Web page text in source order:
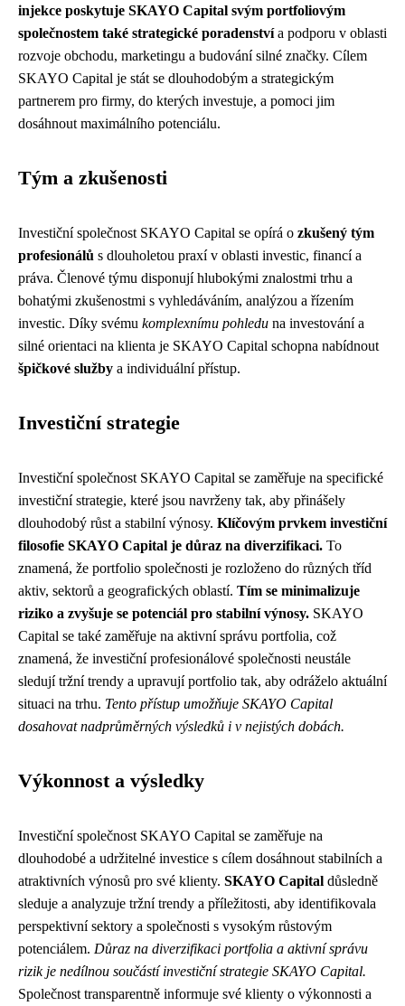
injekce poskytuje SKAYO Capital svým portfoliovým
společnostem také strategické poradenstvía podporu v oblasti
rozvoje obchodu, marketingu a budování silné značky. Cílem
SKAYO Capital je stát se dlouhodobým a strategickým
partnerem pro firmy, do kterých investuje, a pomoci jim
dosáhnout maximálního potenciálu.
Tým a zkušenosti
Investiční společnost SKAYO Capital se opírá o zkušený tým
profesionálů s dlouholetou praxí v oblasti investic, financí a
práva. Členové týmu disponují hlubokými znalostmi trhu a
bohatými zkušenostmi s vyhledáváním, analýzou a řízením
investic. Díky svému komplexnímu pohledu na investování a
silné orientaci na klienta je SKAYO Capital schopna nabídnout
špičkové služby a individuální přístup.
Investiční strategie
Investiční společnost SKAYO Capital se zaměřuje na specifické
investiční strategie, které jsou navrženy tak, aby přinášely
dlouhodobý růst a stabilní výnosy. Klíčovým prvkem investiční
filosofie SKAYO Capital je důraz na diverzifikaci. To
znamená, že portfolio společnosti je rozloženo do různých tříd
aktiv, sektorů a geografických oblastí. Tím se minimalizuje
riziko a zvyšuje se potenciál pro stabilní výnosy. SKAYO
Capital se také zaměřuje na aktivní správu portfolia, což
znamená, že investiční profesionálové společnosti neustále
sledují tržní trendy a upravují portfolio tak, aby odráželo aktuální
situaci na trhu. Tento přístup umožňuje SKAYO Capital
dosahovat nadprůměrných výsledků i v nejistých dobách.
Výkonnost a výsledky
Investiční společnost SKAYO Capital se zaměřuje na
dlouhodobé a udržitelné investice s cílem dosáhnout stabilních a
atraktivních výnosů pro své klienty. SKAYO Capital důsledně
sleduje a analyzuje tržní trendy a příležitosti, aby identifikovala
perspektivní sektory a společnosti s vysokým růstovým
potenciálem. Důraz na diverzifikaci portfolia a aktivní správu
rizik je nedílnou součástí investiční strategie SKAYO Capital.
Společnost transparentně informuje své klienty o výkonnosti a